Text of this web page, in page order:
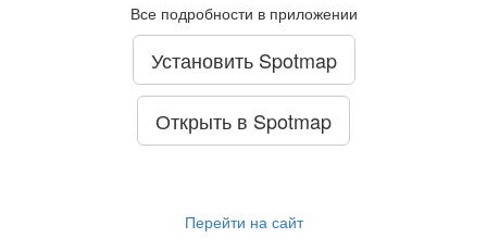
Все подробности в приложении
Установить Spotmap
Открыть в Spotmap
Перейти на сайт